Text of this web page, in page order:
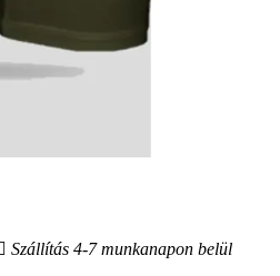
Szállítás 4-7 munkanapon belül